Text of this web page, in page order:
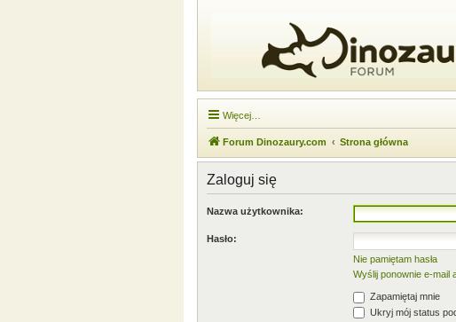
Więcej…
Forum Dinozaury.com Strona główna
Zaloguj się
Nazwa użytkownika:
Hasło:
Nie pamiętam hasła
Wyślij ponownie e-mail
Zapamiętaj mnie
Ukryj mój status